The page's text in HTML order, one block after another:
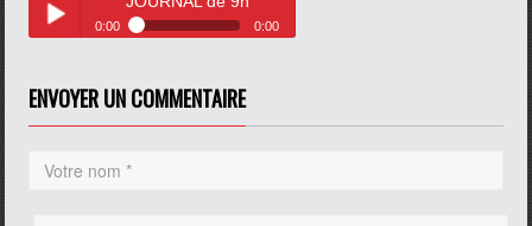
0:00 0:00
ENVOYER UN COMMENTAIRE